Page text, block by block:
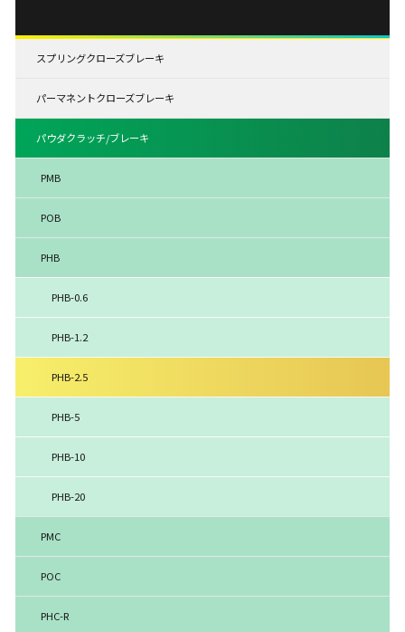
スプリングクローズブレーキ
パーマネントクローズブレーキ
パウダクラッチ/ブレーキ
PMB
POB
PHB
PHB-0.6
PHB-1.2
PHB-2.5
PHB-5
PHB-10
PHB-20
PMC
POC
PHC-R